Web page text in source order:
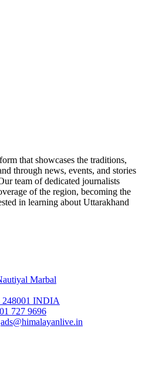
that showcases the traditions,
through news, events, and stories
team of dedicated journalists
of the region, becoming the
in learning about Uttarakhand
Marbal
248001 INDIA
727 9696
ads@himalayanlive.in